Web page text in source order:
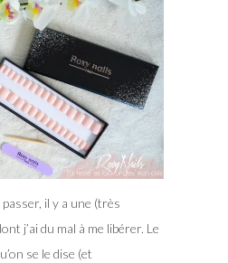
il y a une (très
j’ai du mal à me libérer. Le
se le dise (et